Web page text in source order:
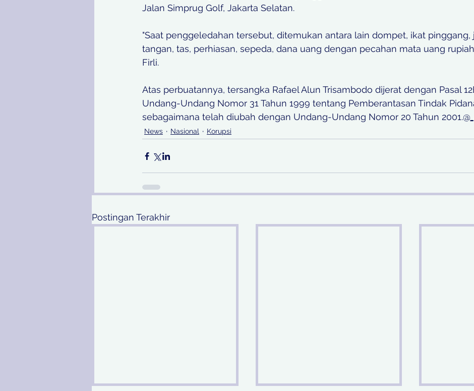
Jalan Simprug Golf, Jakarta Selatan.
"Saat penggeledahan tersebut, ditemukan antara lain dompet, ikat pinggang,
tangan, tas, perhiasan, sepeda, dana uang dengan pecahan mata uang
Firli.
Atas perbuatannya, tersangka Rafael Alun Trisambodo dijerat dengan Pasal
Undang-Undang Nomor 31 Tahun 1999 tentang Pemberantasan Tindak
sebagaimana telah diubah dengan Undang-Undang Nomor 20 Tahun 2001.@
News Nasional Korupsi
Postingan Terakhir